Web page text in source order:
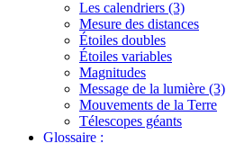
Les calendriers (3)
Mesure des distances
Étoiles doubles
Étoiles variables
Magnitudes
Message de la lumière (3)
Mouvements de la Terre
Télescopes géants
Glossaire :